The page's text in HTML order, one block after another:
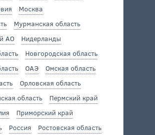
Москва
Мурманская область
АО
Нидерланды
Новгородская область
ОАЭ
Омская область
Орловская область
область
Пермский край
Приморский край
Россия
Ростовская область